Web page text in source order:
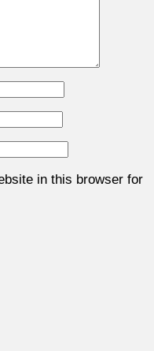
in this browser for